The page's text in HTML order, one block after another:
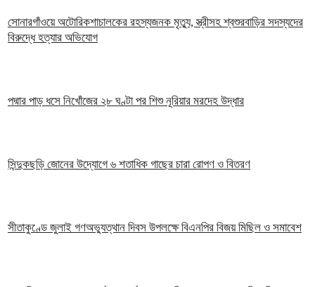
সোনারগাঁওয়ে অটোরিকশাচালকের রহস্যজনক মৃত্যু, স্ত্রীসহ শ্বশুরবাড়ির সদস্যদের
বিরুদ্ধে হত্যার অভিযোগ
পদ্মার পাড় ধসে নিখোঁজের ২৮ ঘণ্টা পর শিশু নূরিয়ার মরদেহ উদ্ধার
সিন্দুকছড়ি জোনের উদ্যোগে ৬ শতাধিক গাছের চারা রোপণ ও বিতরণ
সীতাকুণ্ডে জুলাই গণঅভ্যুত্থান দিবস উপলক্ষে বিএনপির বিজয় মিছিল ও সমাবেশ